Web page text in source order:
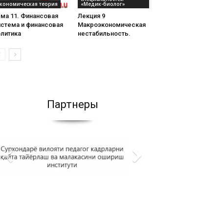
теория
11. Финансовая
и финансовая
«Медик-биолог»
Лекция 9
Макроэкономическая
нестабильность.
Партнеры